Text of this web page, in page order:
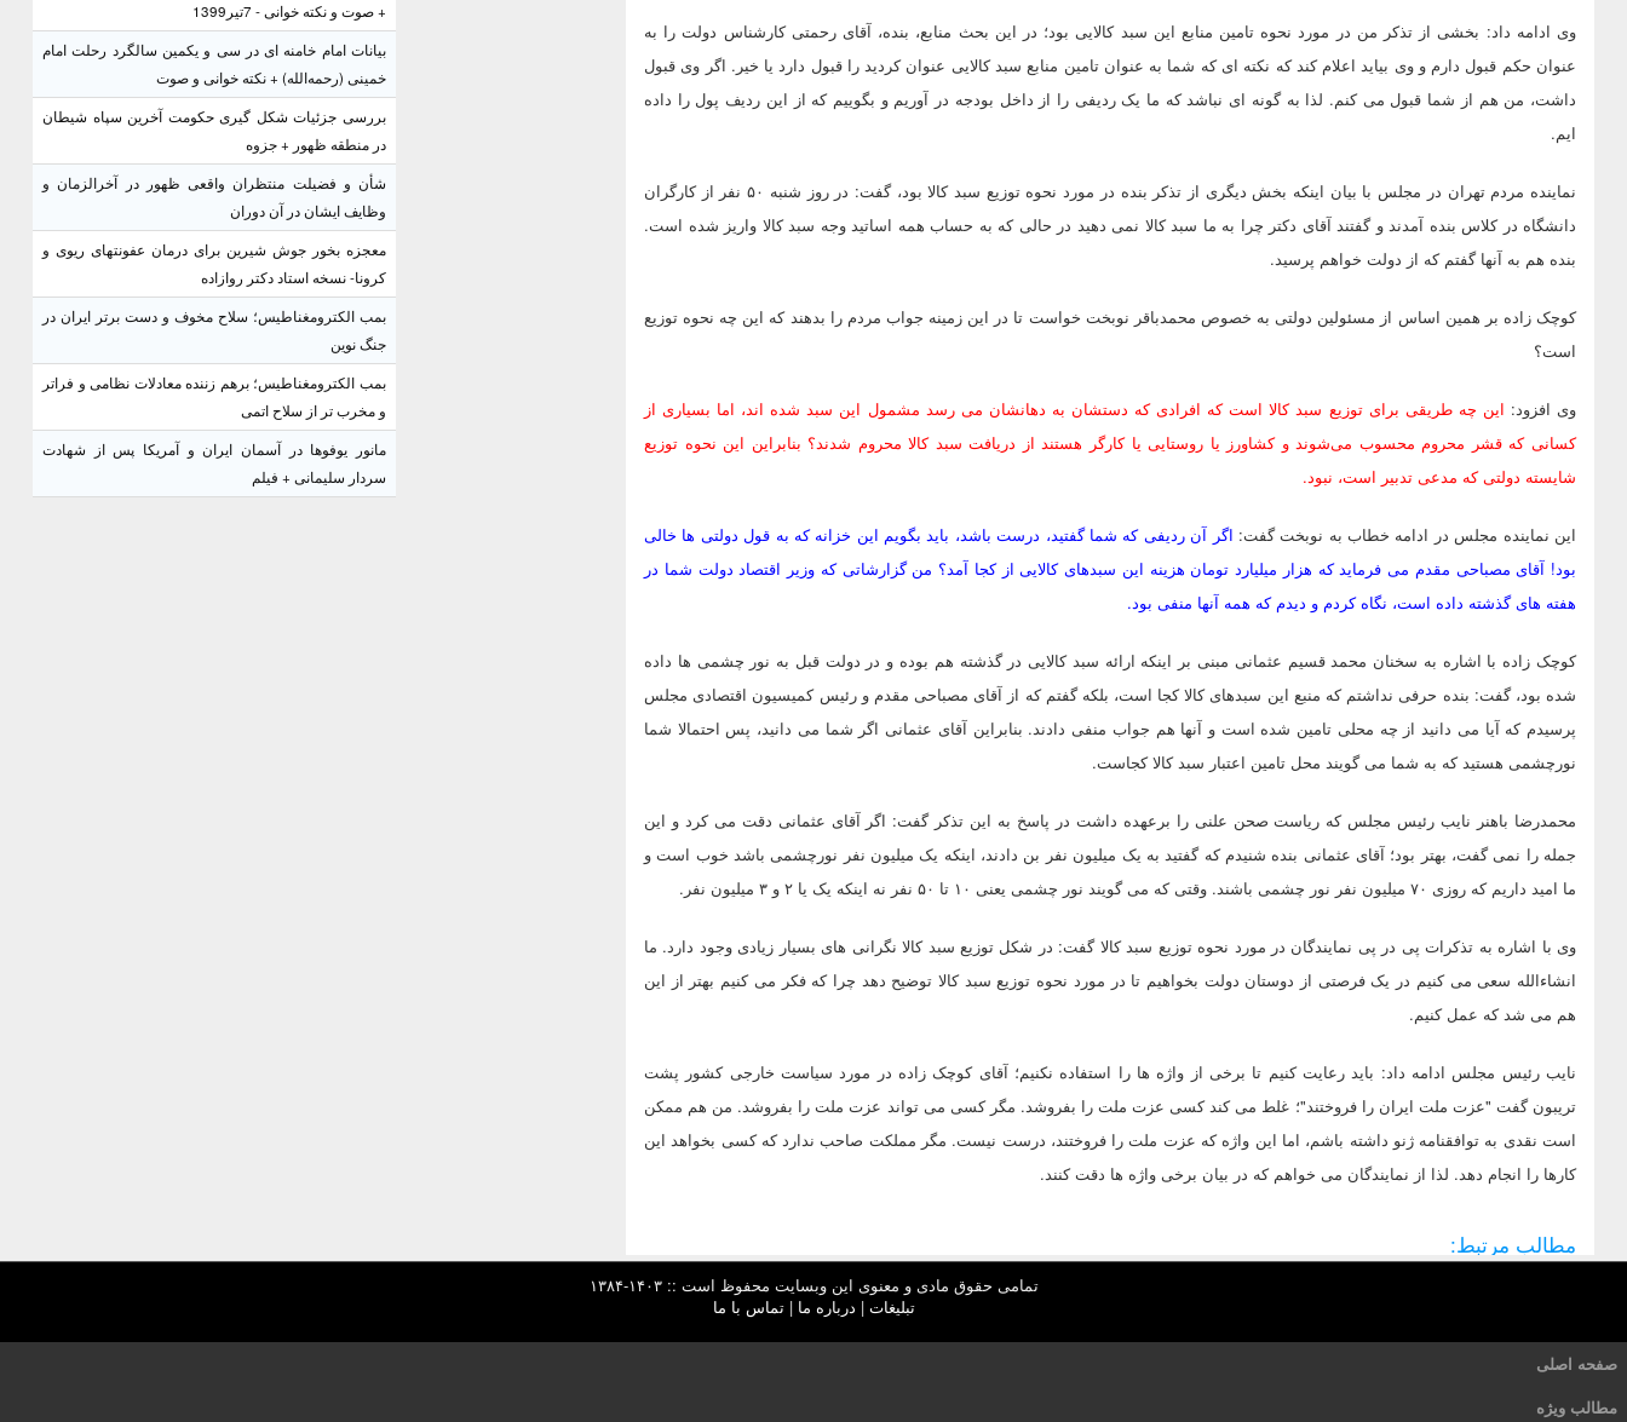
وی ادامه داد: بخشی از تذکر من در مورد نحوه تامین منابع این سبد کالایی بود؛ در این بحث منابع، بنده، آقای رحمتی کارشناس دولت را به
عنوان حکم قبول دارم و وی بیاید اعلام کند که نکته ای که شما به عنوان تامین منابع سبد کالایی عنوان کردید را قبول دارد یا خیر. اگر وی قبول
داشت، من هم از شما قبول می کنم. لذا به گونه ای نباشد که ما یک ردیفی را از داخل بودجه در آوریم و بگوییم که از این ردیف پول را داده
ایم.
نماینده مردم تهران در مجلس با بیان اینکه بخش دیگری از تذکر بنده در مورد نحوه توزیع سبد کالا بود، گفت: در روز شنبه ۵۰ نفر از کارگران
دانشگاه در کلاس بنده آمدند و گفتند آقای دکتر چرا به ما سبد کالا نمی دهید در حالی که به حساب همه اساتید وجه سبد کالا واریز شده است.
بنده هم به آنها گفتم که از دولت خواهم پرسید.
کوچک زاده بر همین اساس از مسئولین دولتی به خصوص محمدباقر نوبخت خواست تا در این زمینه جواب مردم را بدهند که این چه نحوه توزیع
است؟
وی افزود: این چه طریقی برای توزیع سبد کالا است که افرادی که دستشان به دهانشان می رسد مشمول این سبد شده اند، اما بسیاری از
کسانی که قشر محروم محسوب می‌شوند و کشاورز یا روستایی یا کارگر هستند از دریافت سبد کالا محروم شدند؟ بنابراین این نحوه توزیع
شایسته دولتی که مدعی تدبیر است، نبود.
این نماینده مجلس در ادامه خطاب به نوبخت گفت: اگر آن ردیفی که شما گفتید، درست باشد، باید بگویم این خزانه که به قول دولتی ها خالی
بود! آقای مصباحی مقدم می فرماید که هزار میلیارد تومان هزینه این سبدهای کالایی از کجا آمد؟ من گزارشاتی که وزیر اقتصاد دولت شما در
هفته های گذشته داده است، نگاه کردم و دیدم که همه آنها منفی بود.
کوچک زاده با اشاره به سخنان محمد قسیم عثمانی مبنی بر اینکه ارائه سبد کالایی در گذشته هم بوده و در دولت قبل به نور چشمی ها داده
شده بود، گفت: بنده حرفی نداشتم که منبع این سبدهای کالا کجا است، بلکه گفتم که از آقای مصباحی مقدم و رئیس کمیسیون اقتصادی مجلس
پرسیدم که آیا می دانید از چه محلی تامین شده است و آنها هم جواب منفی دادند. بنابراین آقای عثمانی اگر شما می دانید، پس احتمالا شما
نورچشمی هستید که به شما می گویند محل تامین اعتبار سبد کالا کجاست.
محمدرضا باهنر نایب رئیس مجلس که ریاست صحن علنی را برعهده داشت در پاسخ به این تذکر گفت: اگر آقای عثمانی دقت می کرد و این
جمله را نمی گفت، بهتر بود؛ آقای عثمانی بنده شنیدم که گفتید به یک میلیون نفر بن دادند، اینکه یک میلیون نفر نورچشمی باشد خوب است و
ما امید داریم که روزی ۷۰ میلیون نفر نور چشمی باشند. وقتی که می گویند نور چشمی یعنی ۱۰ تا ۵۰ نفر نه اینکه یک یا ۲ و ۳ میلیون نفر.
وی با اشاره به تذکرات پی در پی نمایندگان در مورد نحوه توزیع سبد کالا گفت: در شکل توزیع سبد کالا نگرانی های بسیار زیادی وجود دارد. ما
انشاءالله سعی می کنیم در یک فرصتی از دوستان دولت بخواهیم تا در مورد نحوه توزیع سبد کالا توضیح دهد چرا که فکر می کنیم بهتر از این
هم می شد که عمل کنیم.
نایب رئیس مجلس ادامه داد: باید رعایت کنیم تا برخی از واژه ها را استفاده نکنیم؛ آقای کوچک زاده در مورد سیاست خارجی کشور پشت
تریبون گفت "عزت ملت ایران را فروختند"؛ غلط می کند کسی عزت ملت را بفروشد. مگر کسی می تواند عزت ملت را بفروشد. من هم ممکن
است نقدی به توافقنامه ژنو داشته باشم، اما این واژه که عزت ملت را فروختند، درست نیست. مگر مملکت صاحب ندارد که کسی بخواهد این
کارها را انجام دهد. لذا از نمایندگان می خواهم که در بیان برخی واژه ها دقت کنند.
مطالب مرتبط:
+ صوت و نکته خوانی - 7تیر1399
بیانات امام خامنه ای در سی و یکمین سالگرد رحلت امام
خمینی (رحمه‌الله) + نکته خوانی و صوت
بررسی جزئیات شکل گیری حکومت آخرین سپاه شیطان
در منطقه ظهور + جزوه
شأن و فضیلت منتظران واقعی ظهور در آخرالزمان و
وظایف ایشان در آن دوران
معجزه بخور جوش شیرین برای درمان عفونتهای ریوی و
کرونا- نسخه استاد دکتر روازاده
بمب الکترومغناطیس؛ سلاح مخوف و دست برتر ایران در
جنگ نوین
بمب الکترومغناطیس؛ برهم زننده معادلات نظامی و فراتر
و مخرب تر از سلاح اتمی
مانور یوفوها در آسمان ایران و آمریکا پس از شهادت
سردار سلیمانی + فیلم
تمامی حقوق مادی و معنوی این وبسایت محفوظ است :: ۱۴۰۳-۱۳۸۴
تبلیغات | درباره ما |تماس با ما
صفحه اصلی
مطالب ویژه